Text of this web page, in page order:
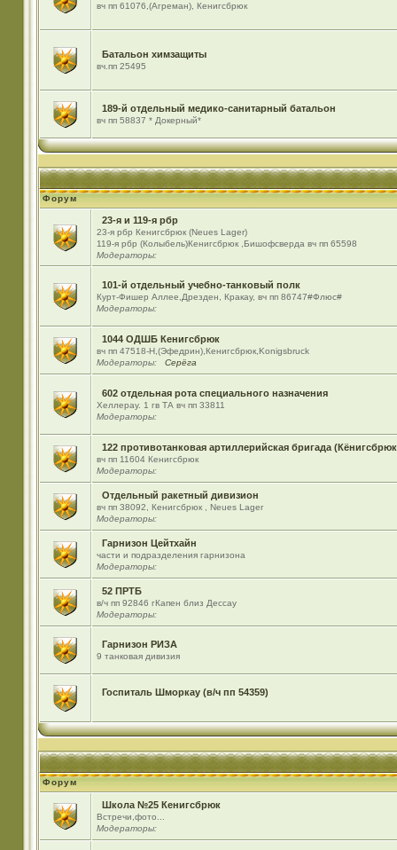
вч пп 61076,(Агреман), Кенигсбрюк
Батальон химзащиты
вч.пп 25495
189-й отдельный медико-санитарный батальон
вч пп 58837 * Докерный*
Форум
23-я и 119-я рбр
23-я рбр Кенигсбрюк (Neues Lager)
119-я рбр (Колыбель)Кенигсбрюк ,Бишофсверда вч пп 65598
Модераторы:
101-й отдельный учебно-танковый полк
Курт-Фишер Аллее,Дрезден, Кракау, вч пп 86747#Флюс#
Модераторы:
1044 ОДШБ Кенигсбрюк
вч пп 47518-Н,(Эфедрин),Кенигсбрюк,Konigsbruck
Модераторы:
Серёга
602 отдельная рота специального назначения
Хеллерау. 1 гв ТА вч пп 33811
Модераторы:
122 противотанковая артиллерийская бригада
вч пп 11604 Кенигсбрюк
Модераторы:
Отдельный ракетный дивизион
вч пп 38092, Кенигсбрюк , Neues Lager
Модераторы:
Гарнизон Цейтхайн
части и подразделения гарнизона
Модераторы:
52 ПРТБ
в/ч пп 92846 гКапен близ Дессау
Модераторы:
Гарнизон РИЗА
9 танковая дивизия
Госпиталь Шморкау (в/ч пп 54359)
Форум
Школа №25 Кенигсбрюк
Встречи,фото...
Модераторы: